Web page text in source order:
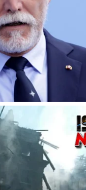
Rudal Hipersonik